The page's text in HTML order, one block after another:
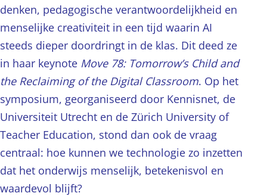
denken, pedagogische verantwoordelijkheid en
menselijke creativiteit in een tijd waarin AI
steeds dieper doordringt in de klas. Dit deed ze
in haar keynote Move 78: Tomorrow’s Child and
the Reclaiming of the Digital Classroom. Op het
symposium, georganiseerd door Kennisnet, de
Universiteit Utrecht en de Zürich University of
Teacher Education, stond dan ook de vraag
centraal: hoe kunnen we technologie zo inzetten
dat het onderwijs menselijk, betekenisvol en
waardevol blijft?